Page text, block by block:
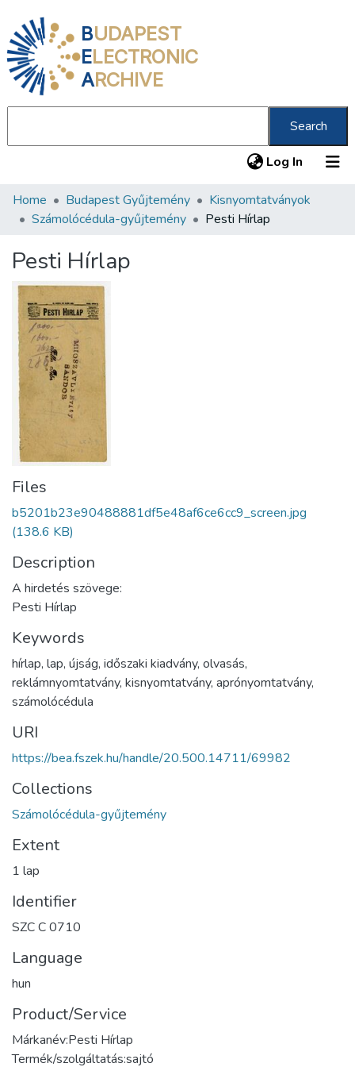
BUDAPEST
ELECTRONIC
ARCHIVE
Search
Log In (current)
Communities & Collections
Statistics
About us
Home Budapest Gyűjtemény
Kisnyomtatványok
Számolócédula-gyűjtemény
Pesti Hírlap
Pesti Hírlap
Files
b5201b23e90488881df5e48af6ce6cc9_screen.jpg
(138.6 KB)
Description
A hirdetés szövege:
Pesti Hírlap
Keywords
hírlap, lap, újság, időszaki kiadvány, olvasás,
reklámnyomtatvány, kisnyomtatvány, aprónyomtatvány,
számolócédula
URI
https://bea.fszek.hu/handle/20.500.14711/69982
Collections
Számolócédula-gyűjtemény
Extent
1 lap
Identifier
SZC C 0710
Language
hun
Product/Service
Márkanév:Pesti Hírlap
Termék/szolgáltatás:sajtó